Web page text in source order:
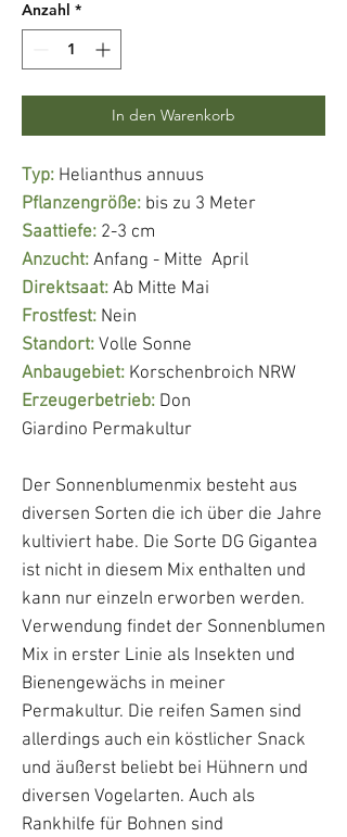
Anzahl *
In den Warenkorb
Typ: Helianthus annuus
Pflanzengröße: bis zu 3 Meter
Saattiefe: 2-3 cm
Anzucht: Anfang - Mitte April
Direktsaat: Ab Mitte Mai
Frostfest: Nein
Standort: Volle Sonne
Anbaugebiet: Korschenbroich NRW
Erzeugerbetrieb: Don
Giardino Permakultur
Der Sonnenblumenmix besteht aus
diversen Sorten die ich über die Jahre
kultiviert habe. Die Sorte DG Gigantea
ist nicht in diesem Mix enthalten und
kann nur einzeln erworben werden.
Verwendung findet der Sonnenblumen
Mix in erster Linie als Insekten und
Bienengewächs in meiner
Permakultur. Die reifen Samen sind
allerdings auch ein köstlicher Snack
und äußerst beliebt bei Hühnern und
diversen Vogelarten. Auch als
Rankhilfe für Bohnen sind